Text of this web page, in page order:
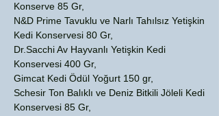
Konserve 85 Gr,
N&D Prime Tavuklu ve Narlı Tahılsız Yetişkin
Kedi Konservesi 80 Gr,
Dr.Sacchi Av Hayvanlı Yetişkin Kedi
Konservesi 400 Gr,
Gimcat Kedi Ödül Yoğurt 150 gr,
Schesir Ton Balıklı ve Deniz Bitkili Jöleli Kedi
Konservesi 85 Gr,